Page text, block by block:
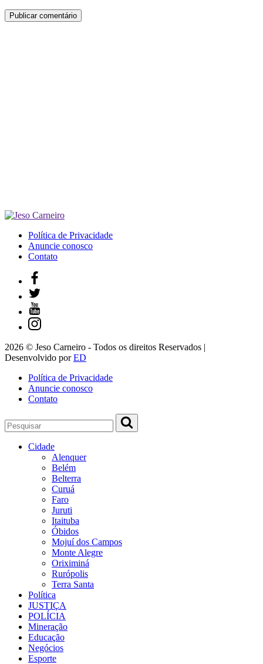
Política de Privacidade
Anuncie conosco
Contato
2026 © Jeso Carneiro - Todos os direitos Reservados |
Desenvolvido porED
Política de Privacidade
Anuncie conosco
Contato
Cidade
Alenquer
Belém
Belterra
Curuá
Faro
Juruti
Itaituba
Óbidos
Mojuí dos Campos
Monte Alegre
Oriximiná
Rurópolis
Terra Santa
Política
JUSTIÇA
POLÍCIA
Mineração
Educação
Negócios
Esporte